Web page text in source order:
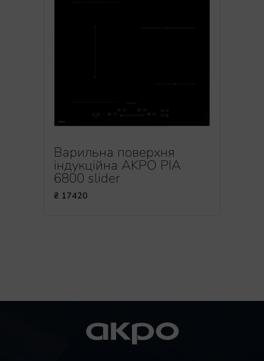
Варильна поверхня
індукційна AKPO PIA
6800 slider
₴ 17420